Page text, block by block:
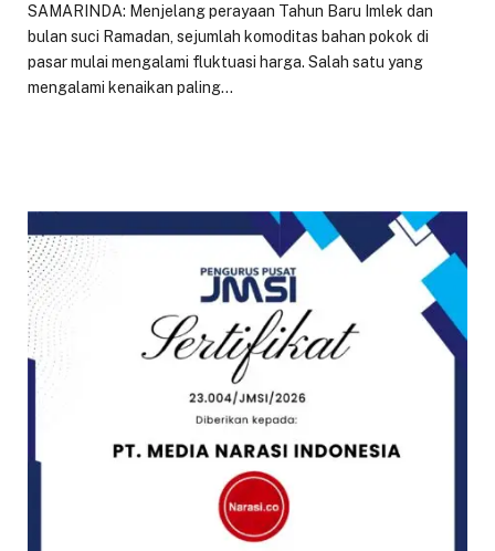
SAMARINDA: Menjelang perayaan Tahun Baru Imlek dan
bulan suci Ramadan, sejumlah komoditas bahan pokok di
pasar mulai mengalami fluktuasi harga. Salah satu yang
mengalami kenaikan paling…